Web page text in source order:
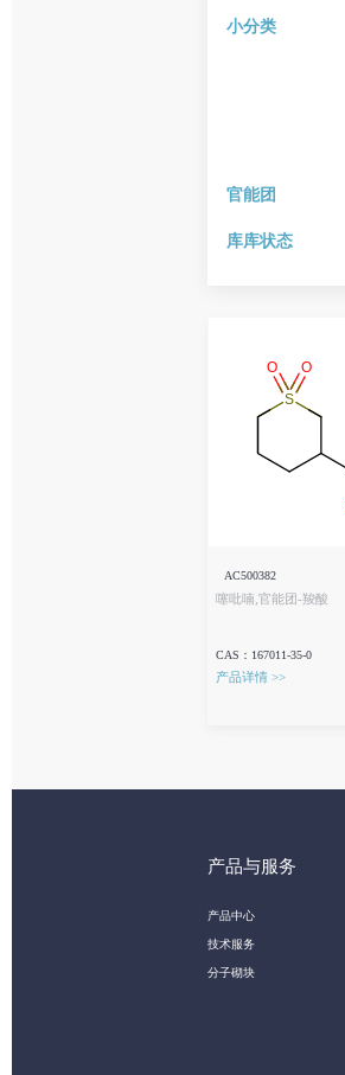
小分类
官能团
库库状态
AC500382
噻吡喃,官能团-羧酸
CAS：167011-35-0
产品详情 >>
产品与服务
产品中心
技术服务
分子砌块